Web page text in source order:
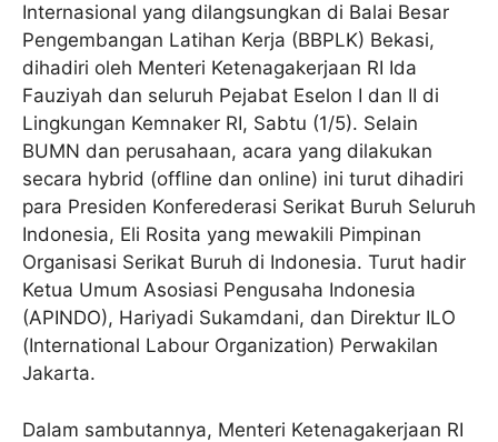
Internasional yang dilangsungkan di Balai Besar
Pengembangan Latihan Kerja (BBPLK) Bekasi,
dihadiri oleh Menteri Ketenagakerjaan RI Ida
Fauziyah dan seluruh Pejabat Eselon I dan II di
Lingkungan Kemnaker RI, Sabtu (1/5). Selain
BUMN dan perusahaan, acara yang dilakukan
secara hybrid (offline dan online) ini turut dihadiri
para Presiden Konferederasi Serikat Buruh Seluruh
Indonesia, Eli Rosita yang mewakili Pimpinan
Organisasi Serikat Buruh di Indonesia. Turut hadir
Ketua Umum Asosiasi Pengusaha Indonesia
(APINDO), Hariyadi Sukamdani, dan Direktur ILO
(International Labour Organization) Perwakilan
Jakarta.
Dalam sambutannya, Menteri Ketenagakerjaan RI